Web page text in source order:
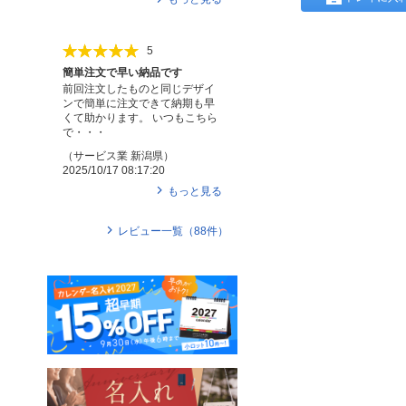
5
簡単注文で早い納品です
前回注文したものと同じデザイ
ンで簡単に注文できて納期も早
くて助かります。 いつもこちら
で・・・
（サービス業 新潟県 ）
2025/10/17 08:17:20
もっと見る
レビュー一覧（88件）